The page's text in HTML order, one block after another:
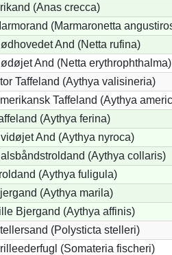
(Anas crecca)
(Marmaronetta
And (Netta rufina)
And (Netta erythrophthalma)
Taffeland (Aythya valisineria)
Taffeland (Aythya
(Aythya ferina)
And (Aythya nyroca)
(Aythya collaris)
(Aythya fuligula)
(Aythya marila)
Bjergand (Aythya affinis)
(Polysticta stelleri)
(Somateria fischeri)